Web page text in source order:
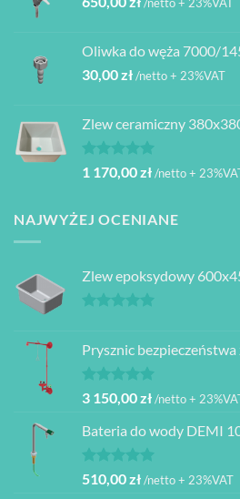
Oliwka do węża 7000/
30,00zł/netto + 23%VAT
Zlew ceramiczny
Oceniono
na 5
1 170,00zł/netto +
NAJWYŻEJ OCENIANE
Zlew epoksydowy
Prysznic
Oceniono
na 5
3 150,00zł/netto +
Bateria do wody DEMI
Oceniono
na 5
510,00zł/netto + 23%VAT